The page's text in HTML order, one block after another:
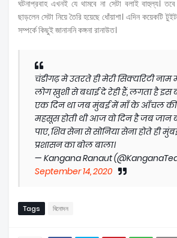
ঘটনাপ্রবাহ এখনই যে থামবে না সেটা বলাই বাহুল্য।
ছাড়লেন সেটা নিয়ে তৈরি হয়েছে ধোঁয়াশা। এদিন কয়েকটি
সম্পর্কে কিছুই জানাননি কঙ্গনা রানাউত।
चंडीगढ़ मे उतरते ही मेरी सिक्यरिटी नाम
लोग ख़ुशी से बधाई दे रेही हैं, लगता है इस
एक दिन था जब मुंबई में माँ के आँचल
महसूस होती थी आज वो दिन है जब जान
पाए, शिव सेना से सोनिया सेना होते ही
प्रशासन का बोल बाला।
— Kangana Ranaut
September 14, 2020
Tags বিনোদন